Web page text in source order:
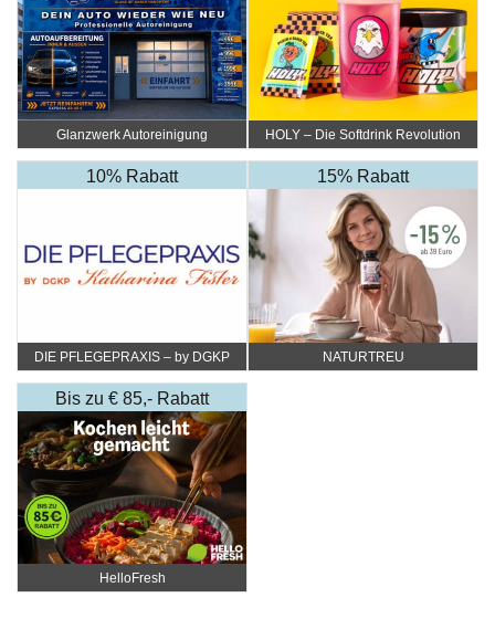
Glanzwerk Autoreinigung HOLY – Die Softdrink Revolution
10% Rabatt
DIE PFLEGEPRAXIS – by DGKP
Katharina Fister
15% Rabatt
NATURTREU
Bis zu € 85,- Rabatt
HelloFresh